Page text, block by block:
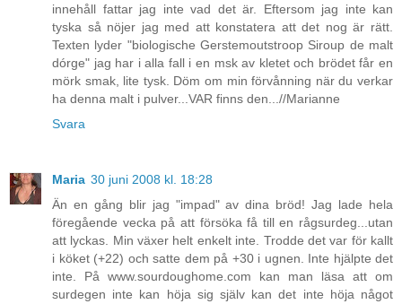
innehåll fattar jag inte vad det är. Eftersom jag inte kan
tyska så nöjer jag med att konstatera att det nog är rätt.
Texten lyder "biologische Gerstemoutstroop Siroup de malt
dórge" jag har i alla fall i en msk av kletet och brödet får en
mörk smak, lite tysk. Döm om min förvånning när du verkar
ha denna malt i pulver...VAR finns den...//Marianne
Svara
Maria 30 juni 2008 kl. 18:28
Än en gång blir jag "impad" av dina bröd! Jag lade hela
föregående vecka på att försöka få till en rågsurdeg...utan
att lyckas. Min växer helt enkelt inte. Trodde det var för kallt
i köket (+22) och satte dem på +30 i ugnen. Inte hjälpte det
inte. På www.sourdoughome.com kan man läsa att om
surdegen inte kan höja sig själv kan det inte höja något